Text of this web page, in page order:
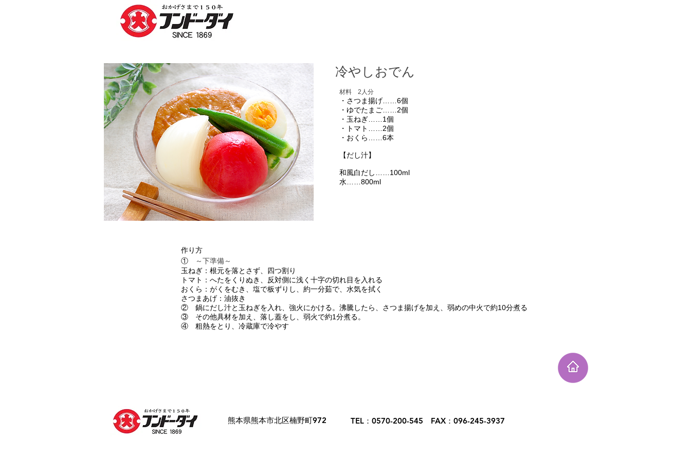
冷やしおでん
材料 2人分
・さつま揚げ……6個
・ゆでたまご……2個
・玉ねぎ……1個
・トマト……2個
・おくら……6本
【だし汁】
和風白だし……100ml
水……800ml
作り方
①
～下準備～
玉ねぎ：根元を落とさず、四つ割り
トマト：へたをくりぬき、反対側に浅く十字の切れ目を入れる
おくら：がくをむき、塩で板ずりし、約一分茹で、水気を拭く
さつまあげ：油抜き
② 鍋にだし汁と玉ねぎを入れ、強火にかける。沸騰したら、さつま揚げを加え、弱めの中火で約10分煮る
③ その他具材を加え、落し蓋をし、弱火で約1分煮る。
④ 粗熱をとり、冷蔵庫で冷やす
熊本県熊本市北区楠野町972 TEL：0570-200-545 FAX：096-245-3937